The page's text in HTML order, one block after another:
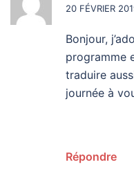
20 FÉVRIER
Bonjour,
programme
traduire
journée à
Répondre